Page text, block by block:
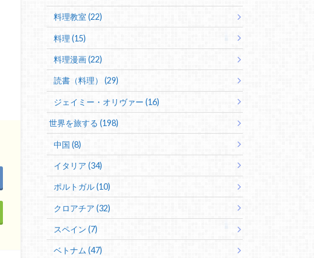
料理教室 (22)
料理 (15)
料理漫画 (22)
読書（料理） (29)
ジェイミー・オリヴァー (16)
世界を旅する (198)
中国 (8)
イタリア (34)
ポルトガル (10)
クロアチア (32)
スペイン (7)
ベトナム (47)